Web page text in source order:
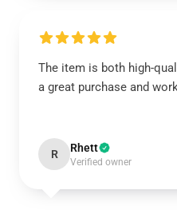
The item is both high-
a great purchase and
R Rhett
Verified owner